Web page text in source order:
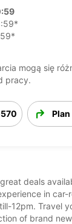
mogą się
pracy.
deals
in car-
12pm. Travel
of brand